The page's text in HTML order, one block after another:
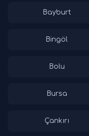
Bayburt
Bingöl
Bolu
Bursa
Çankırı